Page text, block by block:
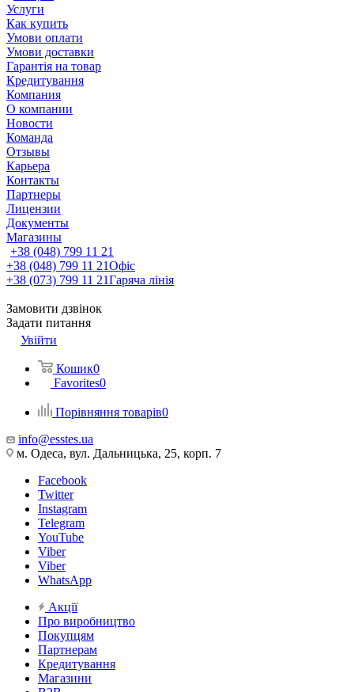
Услуги
Как купить
Умови оплати
Умови доставки
Гарантія на товар
Кредитування
Компания
О компании
Новости
Команда
Отзывы
Карьера
Контакты
Партнеры
Лицензии
Документы
Магазины
+38 (048) 799 11 21
+38 (048) 799 11 21Офіс
+38 (073) 799 11 21Гаряча лінія
Замовити дзвінок
Задати питання
Увійти
Кошик0
Favorites0
Порівняння товарів0
info@esstes.ua
м. Одеса, вул. Дальницька, 25, корп. 7
Facebook
Twitter
Instagram
Telegram
YouTube
Viber
Viber
WhatsApp
Акції
Про виробництво
Покупцям
Партнерам
Кредитування
Магазини